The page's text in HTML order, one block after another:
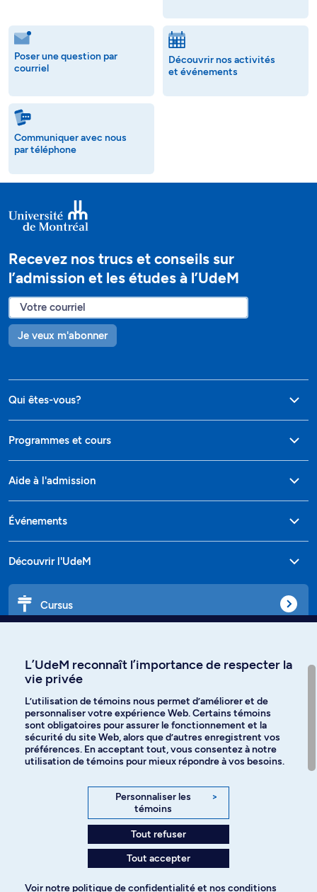
Poser une question par
courriel
Découvrir nos activités
et événements
Communiquer avec nous
par téléphone
Recevez nos trucs et conseils sur
l’admission et les études à l’UdeM
Je veux m'abonner
Qui êtes-vous?
Programmes et cours
Aide à l'admission
Événements
Découvrir l'UdeM
Cursus
Langues
Facebook Instagram
YouTube
Politique de confidentialité
L’UdeM reconnaît l’importance de respecter la
vie privée
L’utilisation de témoins nous permet d’améliorer et de
personnaliser votre expérience Web. Certains témoins
sont obligatoires pour assurer le fonctionnement et la
sécurité du site Web, alors que d’autres enregistrent vos
préférences. En acceptant tout, vous consentez à notre
utilisation de témoins pour mieux répondre à vos besoins.
Personnaliser les
témoins
>
Tout refuser
Tout accepter
Voir notre politique de confidentialitéet nos conditions